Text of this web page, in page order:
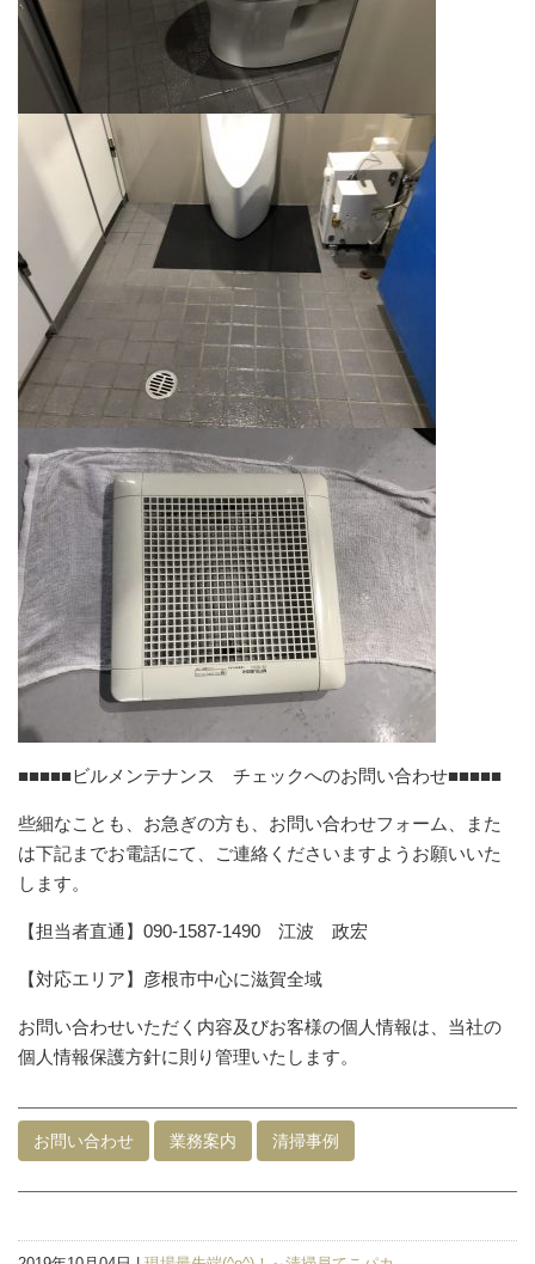
■■■■■ビルメンテナンス チェックへのお問い合わせ■■■■■
些細なことも、お急ぎの方も、お問い合わせフォーム、また
は下記までお電話にて、ご連絡くださいますようお願いいた
します。
【担当者直通】090-1587-1490 江波 政宏
【対応エリア】彦根市中心に滋賀全域
お問い合わせいただく内容及びお客様の個人情報は、当社の
個人情報保護方針に則り管理いたします。
お問い合わせ 業務案内 清掃事例